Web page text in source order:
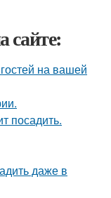
сайте:
на вашей
посадить.
даже в